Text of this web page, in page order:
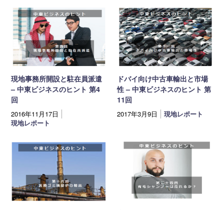
現地事務所開設と駐在員派遣
– 中東ビジネスのヒント 第4
回
2016年11月17日
現地レポート
ドバイ向け中古車輸出と市場
性 – 中東ビジネスのヒント 第
11回
2017年3月9日 現地レポート